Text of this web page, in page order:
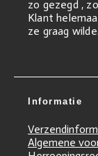
zo gezegd ,
Klant
ze graag wilde.
Informatie
Algemene